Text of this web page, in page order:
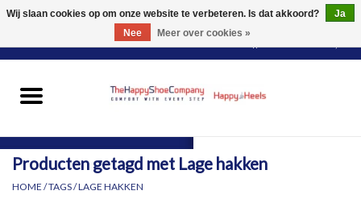
0 Artikelen - €0,00
HEREN
Producten getagd met Lage hakken
HOME /TAGS/LAGE HAKKEN
Wij slaan cookies op om onze website te verbeteren. Is dat akkoord?
Ja
Nee
Meer over cookies »